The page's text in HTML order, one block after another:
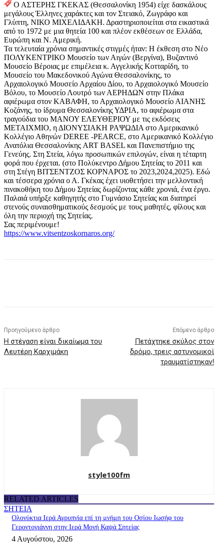
Ο ΑΣΤΕΡΗΣ ΓΚΕΚΑΣ (Θεσσαλονίκη 1954) είχε δασκάλους
μεγάλους Έλληνες χαράκτες και τον Στειακό, Ζωγράφο και
Γλύπτη, ΝΙΚΟ ΜΙΧΕΛΙΔΑΚΗ. Δραστηριοποιείται στα εικαστικά
από το 1972 με μια θητεία 100 και πλέον εκθέσεων σε Ελλάδα,
Ευρώπη και Ν. Αμερική.
Τα τελευταία χρόνια σημαντικές στιγμές ήταν: Η έκθεση στο Νέο
ΠΟΛΥΚΕΝΤΡΙΚΟ Μουσείο των Αιγών (Βεργίνα), Βυζαντινό
Μουσείο Βέροιας με επιμέλεια κ. Αγγελικής Κοτταρίδη, το
Μουσείο του Μακεδονικού Αγώνα Θεσσαλονίκης, το
Αρχαιολογικό Μουσείο Αρχαίου Δίου, το Αρχαιολογικό Μουσείο
Βόλου, το Μουσείο Λουτρό των ΑΕΡΗΔΩΝ στην Πλάκα
αφιέρωμα στον ΚΑΒΑΦΗ, το Αρχαιολογικό Μουσείο ΑΙΑΝΗΣ
Κοζάνης, το ίδρυμα Θεσσαλονίκης ΥΔΡΙΑ, το αφιέρωμα στα
τραγούδια του ΜΑΝΟΥ ΕΛΕΥΘΕΡΙΟΥ με τις εκδόσεις
ΜΕΤΑΙΧΜΙΟ, η ΔΙΟΝΥΣΙΑΚΗ ΡΑΨΩΔΙΑ στο Αμερικανικό
Κολλέγιο Αθηνών DEREE -PEARCE, στο Αμερικανικό Κολλέγιο
Ανατόλια Θεσσαλονίκης ART BASEL και Πανεπιστήμιο της
Γενεύης. Στη Στεία, λόγω προσωπικών επιλογών, είναι η τέταρτη
φορά που έρχεται. (στο Πολύκεντρο Δήμου Σητείας το 2011 και
στη Στέγη ΒΙΤΣΕΝΤΖΟΣ ΚΟΡΝΑΡΟΣ το 2023,2024,2025). Εδώ
και τέσσερα χρόνια ο Α. Γκέκας έχει υιοθετήσει την μελλοντική
πινακοθήκη του Δήμου Σητείας δωρίζοντας κάθε χρονιά, ένα έργο.
Παλαιά υπήρξε καθηγητής στο Γυμνάσιο Σητείας και διατηρεί
στενούς συναισθηματικούς δεσμούς με τους μαθητές, φίλους και
όλη την περιοχή της Σητείας.
Σας περιμένουμε!
https://www.vitsentzoskornaros.org/
Προηγούμενο άρθρο
Η στέγαση είναι δικαίωμα του
Λευτέρη Καρχιμάκη
Επόμενο άρθρο
Πετάχτηκε σκύλος στον
δρόμο, τρεις αστυνομικοί
τραυματίστηκαν!
style100fm
RELATED ARTICLES
ΣΗΤΕΙΑ
Ολονύκτια Ιερά Αγρυπνία επί τη μνήμη του Οσίου Ιωσήφ του
Γεροντογιάννη στην Ιερά Μονή Καψά Σητείας
4 Αυγούστου, 2026